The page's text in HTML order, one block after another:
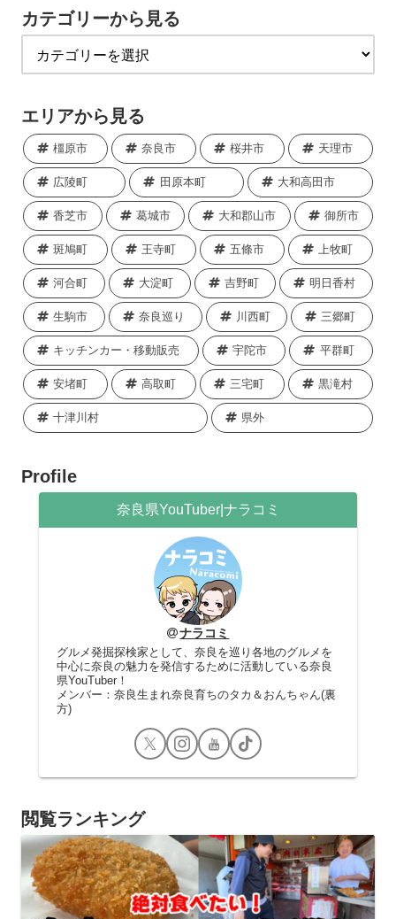
カテゴリーから見る
エリアから見る
橿原市 奈良市 桜井市 天理市
広陵町 田原本町 大和高田市
香芝市 葛城市 大和郡山市 御所市
斑鳩町 王寺町 五條市 上牧町
河合町 大淀町 吉野町 明日香村
生駒市 奈良巡り 川西町 三郷町
キッチンカー・移動販売 宇陀市 平群町
安堵町 高取町 三宅町 黒滝村
十津川村 県外
Profile
奈良県YouTuber|ナラコミ
ナラコミ
グルメ発掘探検家として、奈良を巡り各地のグルメを
中心に奈良の魅力を発信するために活動している奈良
県YouTuber！
メンバー：奈良生まれ奈良育ちのタカ＆おんちゃん(裏
方)
閲覧ランキング